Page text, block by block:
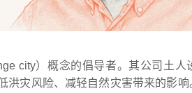
city）概念的倡导者。其公司土人
灾风险、减轻自然灾害带来的影